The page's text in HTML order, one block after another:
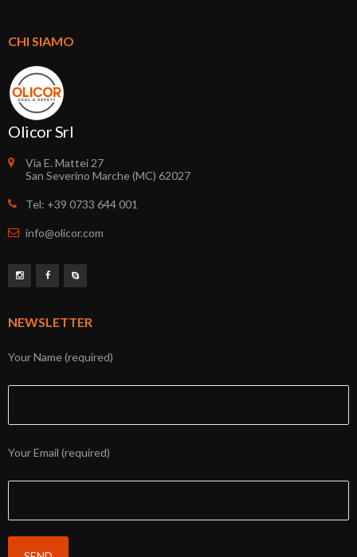
CHI SIAMO
Olicor Srl
Via E. Mattei 27
San Severino Marche (MC) 62027
Tel: +39 0733 644 001
info@olicor.com
NEWSLETTER
Your Name (required)
Your Email (required)